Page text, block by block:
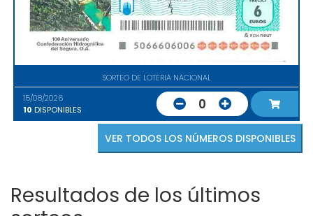
SORTEO DE LOTERIA NACIONAL
15/08/2026
10 DISPONIBLES 0
VER TODOS LOS NÚMEROS DISPONIBLES
Resultados de los últimos